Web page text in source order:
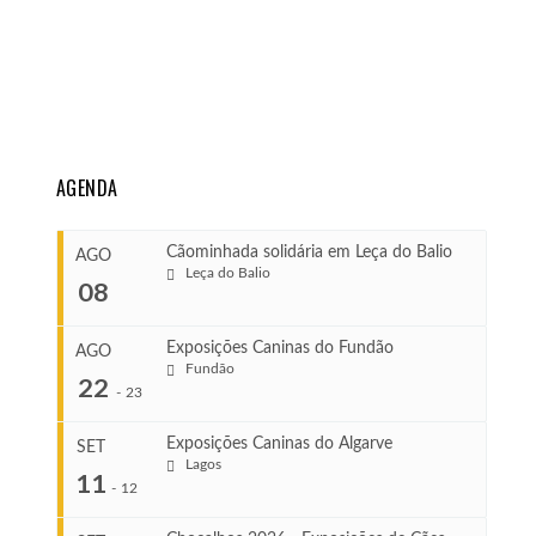
AGENDA
AGO
08
Cãominhada solidária em Leça do Balio
Leça do Balio
COMEÇA
Ago 8, 2026
TERMINA
Ago 8, 2026
AGO
22 - 23
Exposições Caninas do Fundão
Fundão
SET
11 - 12
Exposições Caninas do Algarve
Lagos